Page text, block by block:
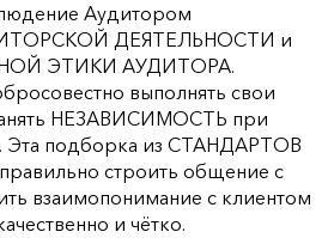
Аудитором
ДЕЯТЕЛЬНОСТИ и
ЭТИКИ АУДИТОРА.
выполнять свои
НЕЗАВИСИМОСТЬ при
Эта подборка из СТАНДАРТОВ
строить общение с
взаимопонимание с клиентом
и чётко.